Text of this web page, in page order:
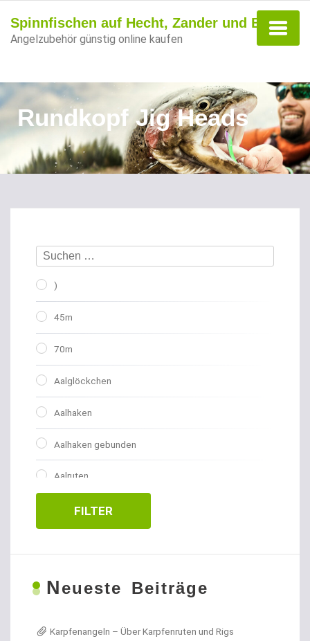
Spinnfischen auf Hecht, Zander und Barsch
Angelzubehör günstig online kaufen
Rundkopf Jig Heads
)
45m
70m
Aalglöckchen
Aalhaken
Aalhaken gebunden
Aalruten
Abhakmatten
Angel- / Jagd- & Outdoormesser
FILTER
Neueste Beiträge
Karpfenangeln – Über Karpfenruten und Rigs